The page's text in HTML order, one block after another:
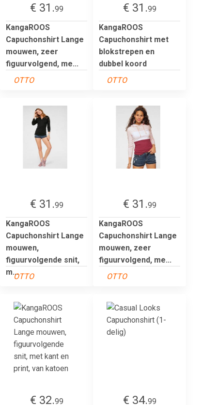
€ 31.99
KangaROOS
Capuchonshirt Lange
mouwen, zeer
figuurvolgend, me...
OTTO
€ 31.99
KangaROOS
Capuchonshirt met
blokstrepen en
dubbel koord
OTTO
€ 31.99
KangaROOS
Capuchonshirt Lange
mouwen,
figuurvolgende snit,
m...OTTO
€ 31.99
KangaROOS
Capuchonshirt Lange
mouwen, zeer
figuurvolgend, me...
OTTO
€ 32.99
€ 34.99